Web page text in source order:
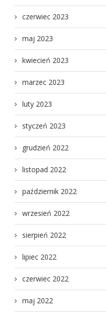
czerwiec 2023
maj 2023
kwiecień 2023
marzec 2023
luty 2023
styczeń 2023
grudzień 2022
listopad 2022
październik 2022
wrzesień 2022
sierpień 2022
lipiec 2022
czerwiec 2022
maj 2022